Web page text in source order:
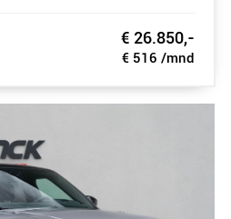
€ 26.850,-
€ 516 /mnd